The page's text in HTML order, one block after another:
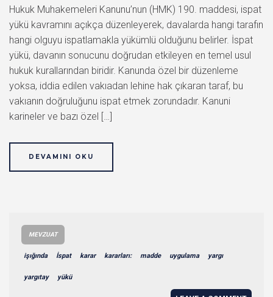
Hukuk Muhakemeleri Kanunu’nun (HMK) 190. maddesi, ispat
yükü kavramını açıkça düzenleyerek, davalarda hangi tarafın
hangi olguyu ispatlamakla yükümlü olduğunu belirler. İspat
yükü, davanın sonucunu doğrudan etkileyen en temel usul
hukuk kurallarından biridir. Kanunda özel bir düzenleme
yoksa, iddia edilen vakıadan lehine hak çıkaran taraf, bu
vakıanın doğruluğunu ispat etmek zorundadır. Kanuni
karineler ve bazı özel […]
DEVAMINI OKU
MEVZUAT
işığında İspat karar kararları: madde uygulama yargı
yargıtay yükü